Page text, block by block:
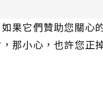
果它們贊助您關心
那小心，也許您正